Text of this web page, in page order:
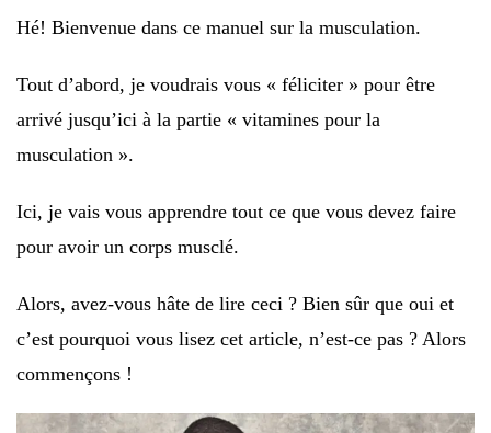
Hé! Bienvenue dans ce manuel sur la musculation.
Tout d’abord, je voudrais vous « féliciter » pour être
arrivé jusqu’ici à la partie « vitamines pour la
musculation ».
Ici, je vais vous apprendre tout ce que vous devez faire
pour avoir un corps musclé.
Alors, avez-vous hâte de lire ceci ? Bien sûr que oui et
c’est pourquoi vous lisez cet article, n’est-ce pas ? Alors
commençons !